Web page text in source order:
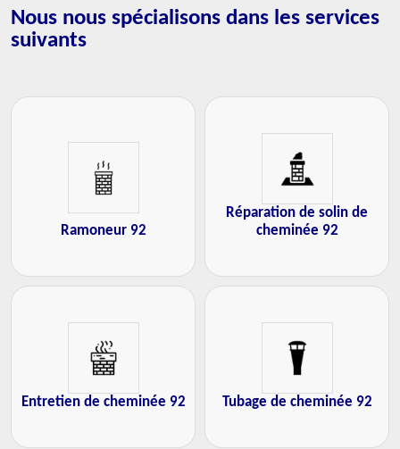
Nous nous spécialisons dans les services
suivants
Ramoneur 92
Réparation de solin de
cheminée 92
Entretien de cheminée 92 Tubage de cheminée 92